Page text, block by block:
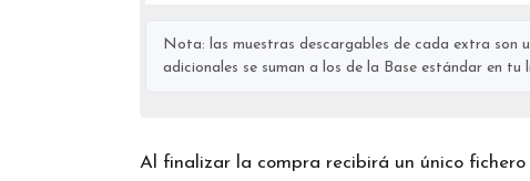
Nota: las muestras descargables de cada extra son
adicionales se suman a los de la Base estándar en tu
Al finalizar la compra recibirá un único